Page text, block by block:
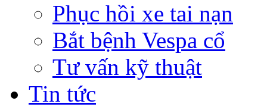
Phục hồi xe tai nạn
Bắt bệnh Vespa cổ
Tư vấn kỹ thuật
Tin tức